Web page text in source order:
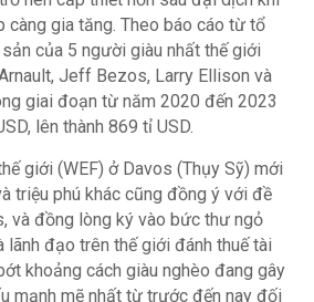
càng gia tăng. Theo báo cáo từ tổ
của 5 người giàu nhất thế giới
Jeff Bezos, Larry Ellison và
giai đoạn từ năm 2020 đến 2023
lên thành 869 tỉ USD.
giới (WEF) ở Davos (Thụy Sỹ) mới
triệu phú khác cũng đồng ý với đề
và đồng lòng ký vào bức thư ngỏ
lãnh đạo trên thế giới đánh thuế tài
khoảng cách giàu nghèo đang gây
mạnh mẽ nhất từ trước đến nay đối